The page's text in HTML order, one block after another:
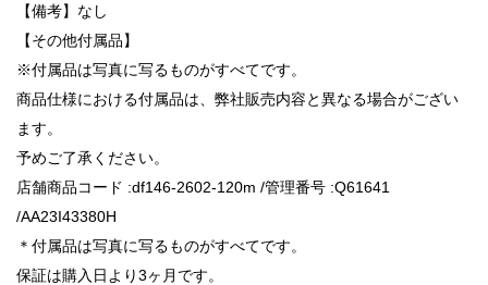
【備考】なし
【その他付属品】
※付属品は写真に写るものがすべてです。
商品仕様における付属品は、弊社販売内容と異なる場合がござい
ます。
予めご了承ください。
店舗商品コード :df146-2602-120m /管理番号 :Q61641
/AA23I43380H
＊付属品は写真に写るものがすべてです。
保証は購入日より3ヶ月です。